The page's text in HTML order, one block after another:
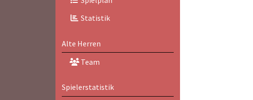
Statistik
Alte Herren
Team
Spielerstatistik